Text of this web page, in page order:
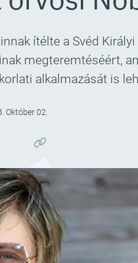
ítélte a Svéd
megteremtéséért,
alkalmazását is
Október 02.